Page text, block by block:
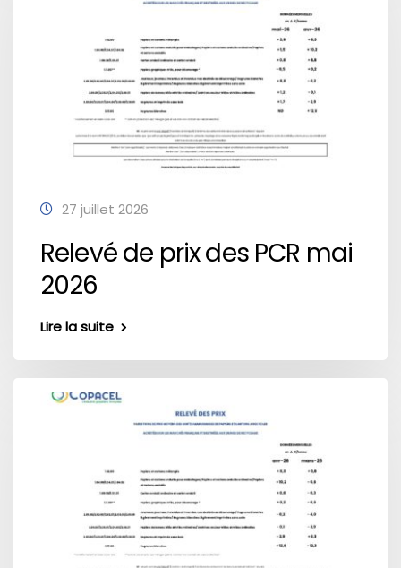
27 juillet 2026
Relevé de prix des PCR mai
2026
Lire la suite